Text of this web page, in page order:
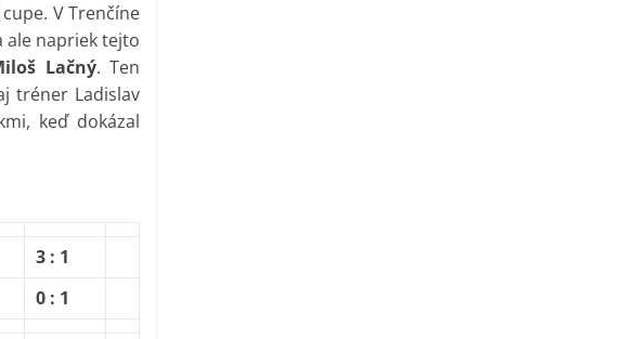
V Trenčíne
ale napriek tejto
Lačný. Ten
tréner Ladislav
keď dokázal
3 : 1
0 : 1